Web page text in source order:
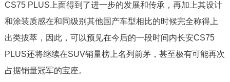
CS75 PLUS上面得到了进一步的发展和传承，再加上其设计
和涂装质感在和同级别其他国产车型相比的时候完全称得上
出类拔萃，因此，可以预见在今后的一段时间内长安CS75
PLUS还将继续在SUV销量榜上名列前茅，甚至极有可能再次
占据销量冠军的宝座。